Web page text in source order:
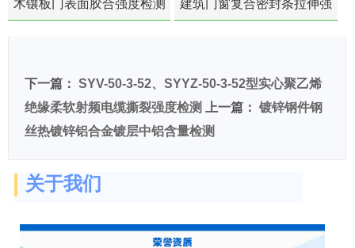
木镶板门表面胶合强度检测
建筑门窗复合密封条拉伸强
下一篇： SYV-50-3-52、SYYZ-50-3-52型实心聚乙烯
绝缘柔软射频电缆撕裂强度检测
上一篇： 镀锌钢件钢
丝热镀锌铝合金镀层中铝含量检测
关于我们